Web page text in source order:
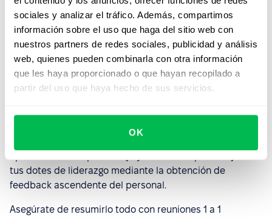
sociales y analizar el tráfico. Además, compartimos
información sobre el uso que haga del sitio web con
nuestros partners de redes sociales, publicidad y análisis
web, quienes pueden combinarla con otra información
que les haya proporcionado o que hayan recopilado a
partir del uso que haya hecho de sus servicios.
OK
plazos. A continuación, relájate y deja que la plataforma
se encargue de que tu organización siga en el camino
del crecimiento.
Las herramientas de desempeño
ofrecen aún más
posibilidades para la gestión del desempeño de los
constructivas y sinceras sobre los miembros del equipo,
tus dotes de liderazgo mediante la obtención de
feedback ascendente del personal.
Asegúrate de resumirlo todo con reuniones 1 a 1